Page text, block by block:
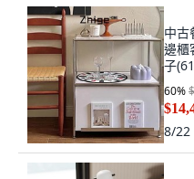
中古
邊櫃
子
60%
8/22